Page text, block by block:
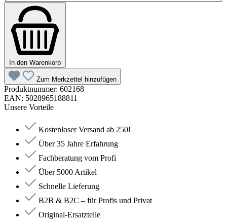
In den Warenkorb
Zum Merkzettel hinzufügen
Produktnummer: 602168
EAN: 5028965188811
Unsere Vorteile
Kostenloser Versand ab 250€
Über 35 Jahre Erfahrung
Fachberatung vom Profi
Über 5000 Artikel
Schnelle Lieferung
B2B & B2C – für Profis und Privat
Original-Ersatzteile